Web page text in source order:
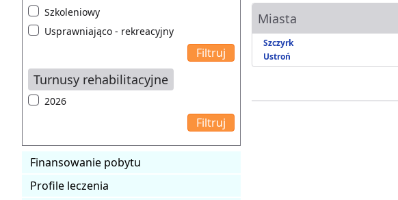
Szkoleniowy
Usprawniająco - rekreacyjny
Turnusy rehabilitacyjne
2026
Finansowanie pobytu
Profile leczenia
Miasta
Szczyrk
Ustroń